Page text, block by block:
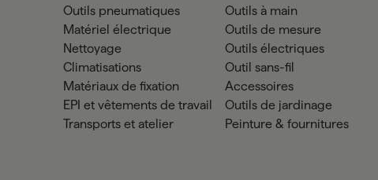
Outils pneumatiques
Matériel électrique
Nettoyage
Climatisations
Matériaux de fixation
EPI et vêtements de travail
Transports et atelier
Outils à main
Outils de mesure
Outils électriques
Outil sans-fil
Accessoires
Outils de jardinage
Peinture & fournitures